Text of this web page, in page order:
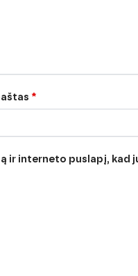
*
ir interneto puslapį, kad